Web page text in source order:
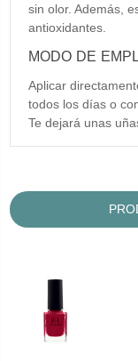
sin olor. Además,
antioxidantes.
MODO DE
Aplicar
todos los días o
Te dejará unas